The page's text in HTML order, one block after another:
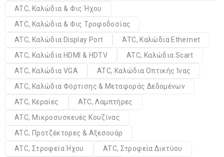
ATC, Καλώδια & Φις Ήχου
ATC, Καλώδια & Φις Τροφοδοσίας
ATC, Καλώδια Display Port
ATC, Καλώδια Ethernet
ATC, Καλώδια HDMI & HDTV
ATC, Καλώδια Scart
ATC, Καλώδια VGA
ATC, Καλώδια Οπτικής Ίνας
ATC, Καλώδια Φόρτισης & Μεταφοράς Δεδομένων
ATC, Κεραίες
ATC, Λαμπτήρες
ATC, Μικροσυσκευές Κουζίνας
ATC, Προτζέκτορες & Αξεσουάρ
ATC, Στροφεία Ήχου
ATC, Στροφεία Δικτύου